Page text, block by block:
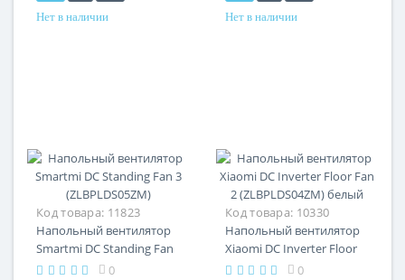
Нет в наличии Нет в наличии
Код товара: 11823
Напольный вентилятор
Smartmi DC Standing Fan
3 (ZLBPLDS05ZM)
0
Код товара: 10330
Напольный вентилятор
Xiaomi DС Inverter Floor
Fan 2 (ZLBPLDS04ZM)
0